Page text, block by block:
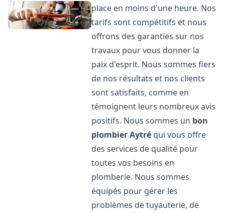
place en moins d'une heure. Nos
tarifs sont compétitifs et nous
offrons des garanties sur nos
travaux pour vous donner la
paix d'esprit. Nous sommes fiers
de nos résultats et nos clients
sont satisfaits, comme en
témoignent leurs nombreux avis
positifs. Nous sommes un bon
plombierAytré qui vous offre
des services de qualité pour
toutes vos besoins en
plomberie. Nous sommes
équipés pour gérer les
problèmes de tuyauterie, de